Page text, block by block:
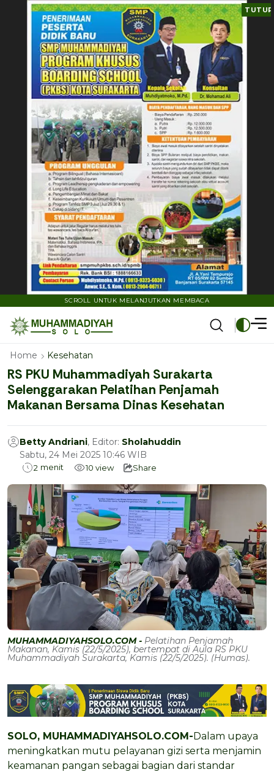
TUTUP
SCROLL UNTUK MELANJUTKAN MEMBACA
Home Kesehatan
RS PKU Muhammadiyah Surakarta
Selenggarakan Pelatihan Penjamah
Makanan Bersama Dinas Kesehatan
Betty Andriani, Editor: Sholahuddin
Sabtu, 24 Mei 2025 10:46 WIB
2 menit 10 view Share
MUHAMMADIYAHSOLO.COM - Pelatihan Penjamah
Makanan, Kamis (22/5/2025), bertempat di Aula RS PKU
Muhammadiyah Surakarta, Kamis (22/5/2025). (Humas).
SOLO, MUHAMMADIYAHSOLO.COM-Dalam upaya
meningkatkan mutu pelayanan gizi serta menjamin
keamanan pangan sebagai bagian dari standar